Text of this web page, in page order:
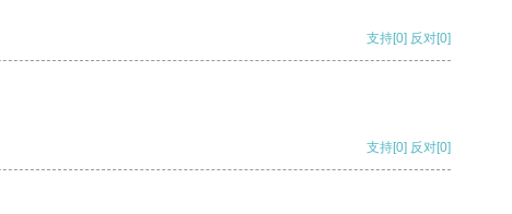
支持[0] 反对[0]
支持[0] 反对[0]